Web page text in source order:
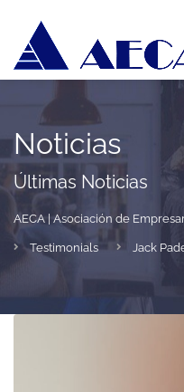
Noticias
Últimas Noticias
AECA | Asociación de
Testimonials Jack